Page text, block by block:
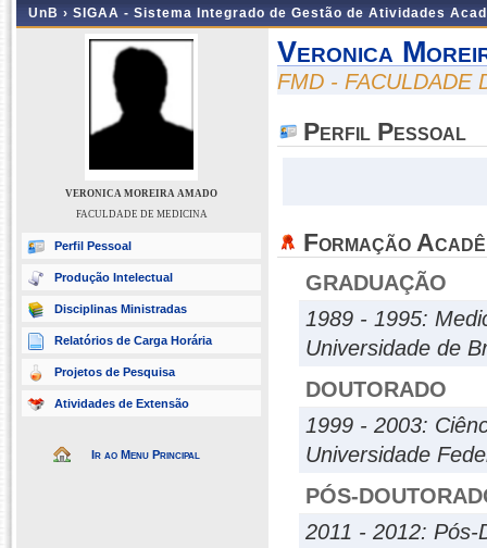
UnB › SIGAA - Sistema Integrado de Gestão de Atividades
VERONICA MOREIRA AMADO
FACULDADE DE MEDICINA
Perfil Pessoal
Produção Intelectual
Disciplinas Ministradas
Relatórios de Carga Horária
Projetos de Pesquisa
Atividades de Extensão
Ir ao Menu Principal
Veronica
FMD - FACULDADE
Perfil Pessoal
Formação
GRADUAÇÃO
1989 - 1995:
Universidade de
DOUTORADO
1999 - 2003:
Universidade
PÓS-
2011 - 2012: Pós-